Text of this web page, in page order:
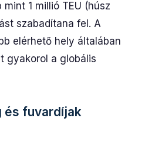
1 millió TEU (húsz
szabadítana fel. A
elérhető hely általában
gyakorol a globális
és fuvardíjak